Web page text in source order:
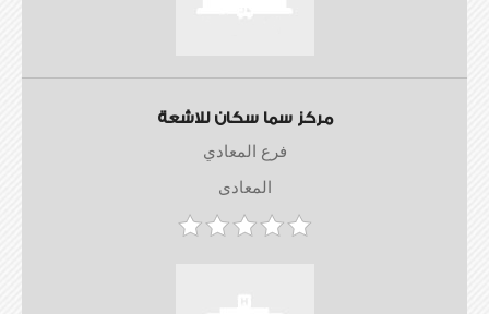
مركز سما سكان للاشعة
فرع المعادي
المعادى